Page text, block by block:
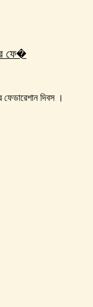
ফে�
ফেডারেশান দিবস ।